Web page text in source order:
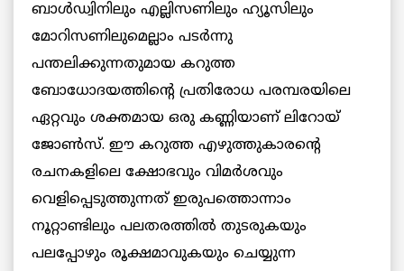
ബാള്‍ഡ്വിനിലും എല്ലിസണിലും ഹ്യൂസിലും
മോറിസണിലുമെല്ലാം പടര്‍ന്നു
പന്തലിക്കുന്നതുമായ കറുത്ത
ബോധോദയത്തിന്റെ പ്രതിരോധ പരമ്പരയിലെ
ഏറ്റവും ശക്തമായ ഒരു കണ്ണിയാണ് ലിറോയ്
ജോണ്‍സ്. ഈ കറുത്ത എഴുത്തുകാരന്റെ
രചനകളിലെ ക്ഷോഭവും വിമര്‍ശവും
വെളിപ്പെടുത്തുന്നത് ഇരുപത്തൊന്നാം
നൂറ്റാണ്ടിലും പലതരത്തില്‍ തുടരുകയും
പലപ്പോഴും രൂക്ഷമാവുകയും ചെയ്യുന്ന